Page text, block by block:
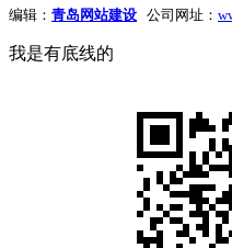
编辑： 青岛网站建设 公司网址：
我是有底线的